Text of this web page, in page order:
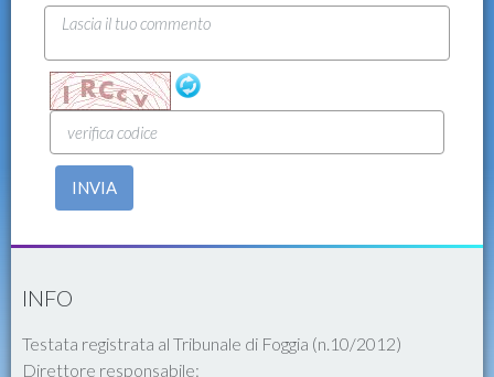
INVIA
INFO
Testata registrata al Tribunale di Foggia (n.10/2012)
Direttore responsabile: